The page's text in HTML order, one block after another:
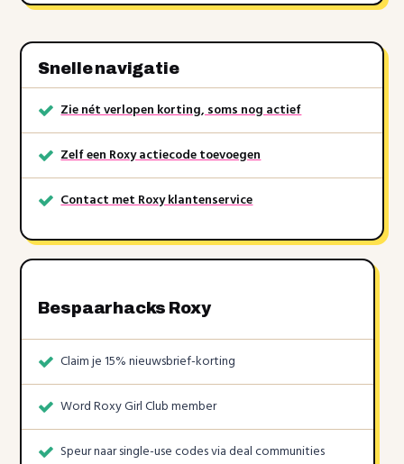
Snelle navigatie
Zie nét verlopen korting, soms nog actief
Zelf een Roxy actiecode toevoegen
Contact met Roxy klantenservice
Bespaarhacks Roxy
Claim je 15% nieuwsbrief-korting
Word Roxy Girl Club member
Speur naar single-use codes via deal communities